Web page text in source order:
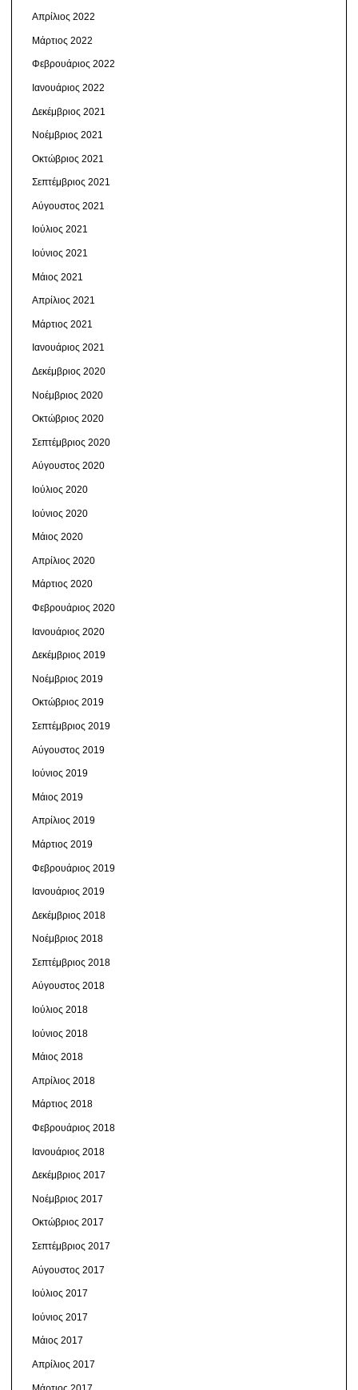
Απρίλιος 2022
Μάρτιος 2022
Φεβρουάριος 2022
Ιανουάριος 2022
Δεκέμβριος 2021
Νοέμβριος 2021
Οκτώβριος 2021
Σεπτέμβριος 2021
Αύγουστος 2021
Ιούλιος 2021
Ιούνιος 2021
Μάιος 2021
Απρίλιος 2021
Μάρτιος 2021
Ιανουάριος 2021
Δεκέμβριος 2020
Νοέμβριος 2020
Οκτώβριος 2020
Σεπτέμβριος 2020
Αύγουστος 2020
Ιούλιος 2020
Ιούνιος 2020
Μάιος 2020
Απρίλιος 2020
Μάρτιος 2020
Φεβρουάριος 2020
Ιανουάριος 2020
Δεκέμβριος 2019
Νοέμβριος 2019
Οκτώβριος 2019
Σεπτέμβριος 2019
Αύγουστος 2019
Ιούνιος 2019
Μάιος 2019
Απρίλιος 2019
Μάρτιος 2019
Φεβρουάριος 2019
Ιανουάριος 2019
Δεκέμβριος 2018
Νοέμβριος 2018
Σεπτέμβριος 2018
Αύγουστος 2018
Ιούλιος 2018
Ιούνιος 2018
Μάιος 2018
Απρίλιος 2018
Μάρτιος 2018
Φεβρουάριος 2018
Ιανουάριος 2018
Δεκέμβριος 2017
Νοέμβριος 2017
Οκτώβριος 2017
Σεπτέμβριος 2017
Αύγουστος 2017
Ιούλιος 2017
Ιούνιος 2017
Μάιος 2017
Απρίλιος 2017